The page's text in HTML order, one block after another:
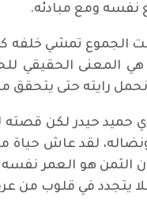
نفسه ومع مبادئه.
الجموع تمشي خلفه
المعنى الحقيقي
رايته حتى يتحقق
حميد حيدر لكن قصته
لقد عاش حياة
الثمن هو العمر
يتجدد في قلوب من